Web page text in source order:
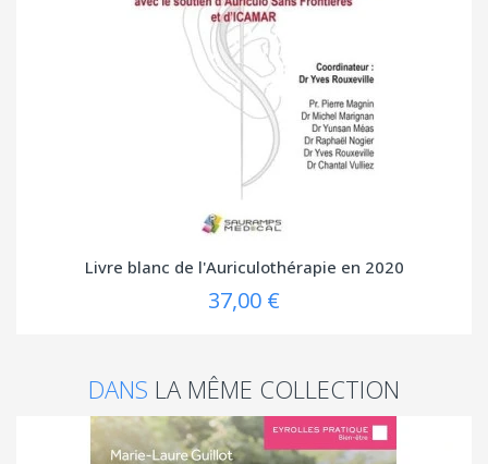
Livre blanc de l'Auriculothérapie en 2020
37,00 €
DANS LA MÊME COLLECTION